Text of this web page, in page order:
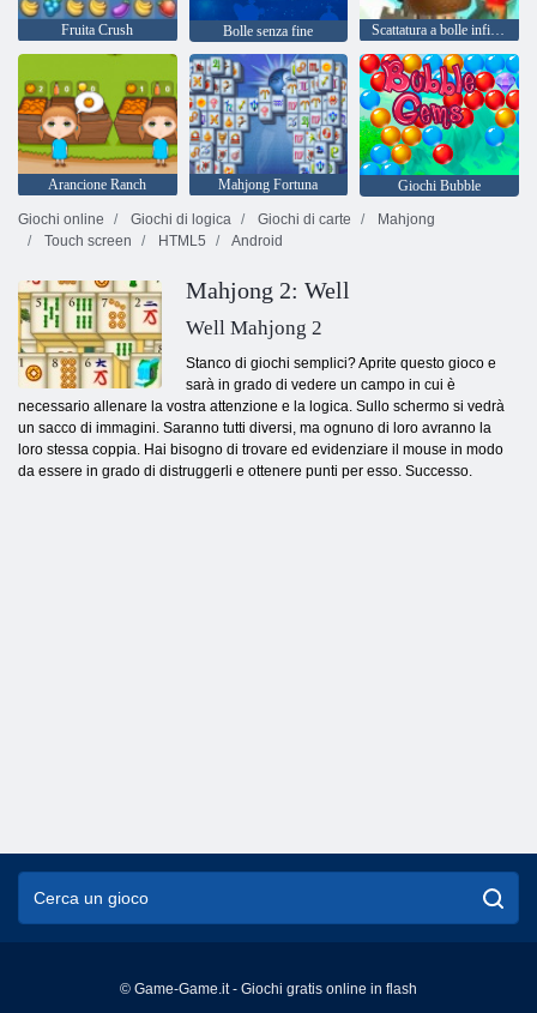
Fruita Crush Bolle senza fine Scattatura a bolle infinita
Arancione Ranch Mahjong Fortuna
Giochi Bubble
Giochi online
Giochi di logica Giochi di carte
Mahjong
Touch screen
HTML5 Android
Mahjong 2: Well
Well Mahjong 2
Stanco di giochi semplici? Aprite questo gioco e
sarà in grado di vedere un campo in cui è
necessario allenare la vostra attenzione e la logica. Sullo schermo si vedrà
un sacco di immagini. Saranno tutti diversi, ma ognuno di loro avranno la
loro stessa coppia. Hai bisogno di trovare ed evidenziare il mouse in modo
da essere in grado di distruggerli e ottenere punti per esso. Successo.
© Game-Game.it - Giochi gratis online in flash